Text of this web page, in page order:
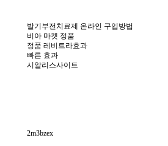
발기부전치료제 온라인 구입방법
비아 마켓 정품
정품 레비트라효과
빠른 효과
시알리스사이트
2m3bzex